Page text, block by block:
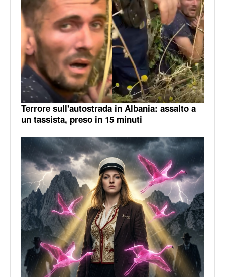
Terrore sull'autostrada in Albania: assalto a
un tassista, preso in 15 minuti